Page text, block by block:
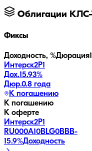
Облигации КЛС-
Фиксы
Доходность, %Дюрация
Интерск2P1
Дох.15.93%
Дюр.0.8 года
К погашению
К погашению
К оферте
Интерск2P1
RU000A10BLG0BBB-
15.9%Доходность